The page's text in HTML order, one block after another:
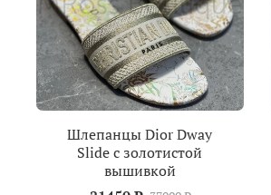
Шлепанцы Dior Dway
Slide с золотистой
вышивкой